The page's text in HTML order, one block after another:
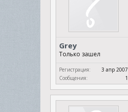
Grey
Только зашел
Регистрация:
3 апр 2007
Сообщения:
1